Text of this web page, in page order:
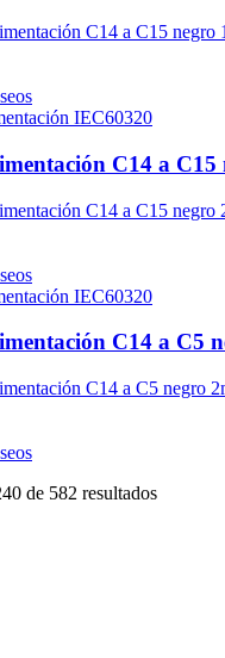
IEC60320
C14 a C15
IEC60320
C14 a C5
de 582 resultados